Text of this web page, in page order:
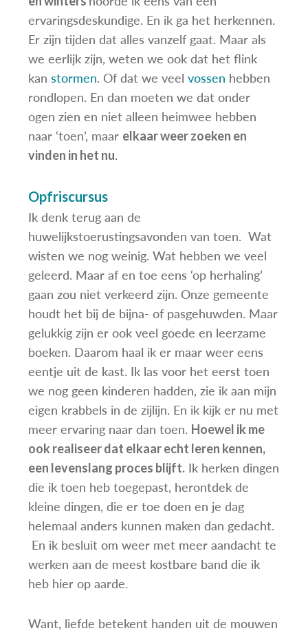
ervaringsdeskundige. En ik ga het herkennen.
Er zijn tijden dat alles vanzelf gaat. Maar als
we eerlijk zijn, weten we ook dat het flink
kanstormen. Of dat we veelvossen hebben
rondlopen. En dan moeten we dat onder
ogen zien en niet alleen heimwee hebben
naar ‘toen’, maar elkaar weer zoeken en
vinden in het nu.
Opfriscursus
Ik denk terug aan de
huwelijkstoerustingsavonden van toen. Wat
wisten we nog weinig. Wat hebben we veel
geleerd. Maar af en toe eens ‘op herhaling’
gaan zou niet verkeerd zijn. Onze gemeente
houdt het bij de bijna- of pasgehuwden. Maar
gelukkig zijn er ook veel goede en leerzame
boeken. Daarom haal ik er maar weer eens
eentje uit de kast. Ik las voor het eerst toen
we nog geen kinderen hadden, zie ik aan mijn
eigen krabbels in de zijlijn. En ik kijk er nu met
meer ervaring naar dan toen. Hoewel ik me
ook realiseer dat elkaar echt leren kennen,
een levenslang proces blijft. Ik herken dingen
die ik toen heb toegepast, herontdek de
kleine dingen, die er toe doen en je dag
helemaal anders kunnen maken dan gedacht.
En ik besluit om weer met meer aandacht te
werken aan de meest kostbare band die ik
heb hier op aarde.
Want, liefde betekent handen uit de mouwen